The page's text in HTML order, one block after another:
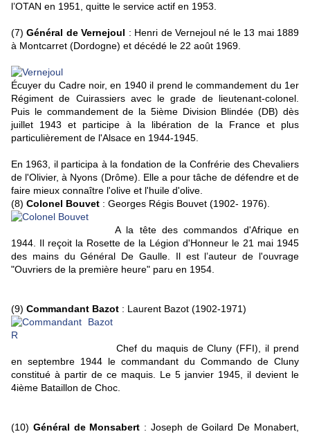
l’OTAN en 1951, quitte le service actif en 1953.
(7)Général de Vernejoul : Henri de Vernejoul né le 13 mai 1889
à Montcarret (Dordogne) et décédé le 22 août 1969.
Écuyer du Cadre noir, en 1940 il prend le commandement du 1er
Régiment de Cuirassiers avec le grade de lieutenant-colonel.
Puis le commandement de la 5ième Division Blindée (DB) dès
juillet 1943 et participe à la libération de la France et plus
particulièrement de l'Alsace en 1944-1945.
En 1963, il participa à la fondation de la Confrérie des Chevaliers
de l'Olivier, à Nyons (Drôme). Elle a pour tâche de défendre et de
faire mieux connaître l'olive et l'huile d'olive.
(8) Colonel Bouvet : Georges Régis Bouvet (1902- 1976).
A la tête des commandos d'Afrique en
1944. Il reçoit la Rosette de la Légion d'Honneur le 21 mai 1945
des mains du Général De Gaulle. Il est l’auteur de l'ouvrage
"Ouvriers de la première heure" paru en 1954.
(9) Commandant Bazot : Laurent Bazot (1902-1971)
Chef du maquis de Cluny (FFI), il prend
en septembre 1944 le commandant du Commando de Cluny
constitué à partir de ce maquis. Le 5 janvier 1945, il devient le
4ième Bataillon de Choc.
(10) Général de Monsabert : Joseph de Goilard De Monabert,